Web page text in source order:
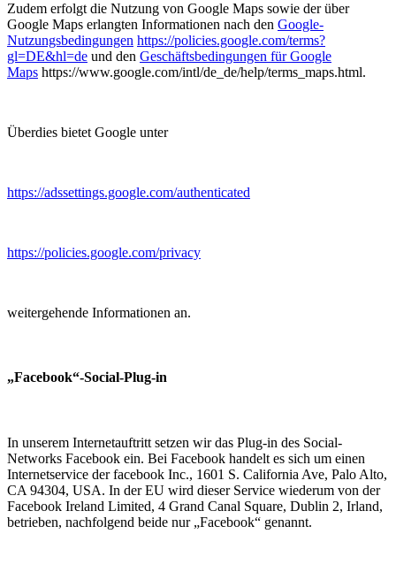
Zudem erfolgt die Nutzung von Google Maps sowie der über
Google Maps erlangten Informationen nach den Google-
Nutzungsbedingungen https://policies.google.com/terms?
gl=DE&hl=de und den Geschäftsbedingungen für Google
Maps https://www.google.com/intl/de_de/help/terms_maps.html.
Überdies bietet Google unter
https://adssettings.google.com/authenticated
https://policies.google.com/privacy
weitergehende Informationen an.
„Facebook“-Social-Plug-in
In unserem Internetauftritt setzen wir das Plug-in des Social-
Networks Facebook ein. Bei Facebook handelt es sich um einen
Internetservice der facebook Inc., 1601 S. California Ave, Palo Alto,
CA 94304, USA. In der EU wird dieser Service wiederum von der
Facebook Ireland Limited, 4 Grand Canal Square, Dublin 2, Irland,
betrieben, nachfolgend beide nur „Facebook“ genannt.